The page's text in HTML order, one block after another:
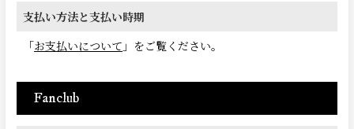
支払い方法と支払い時期
「お支払いについて 」をご覧ください。
Fanclub